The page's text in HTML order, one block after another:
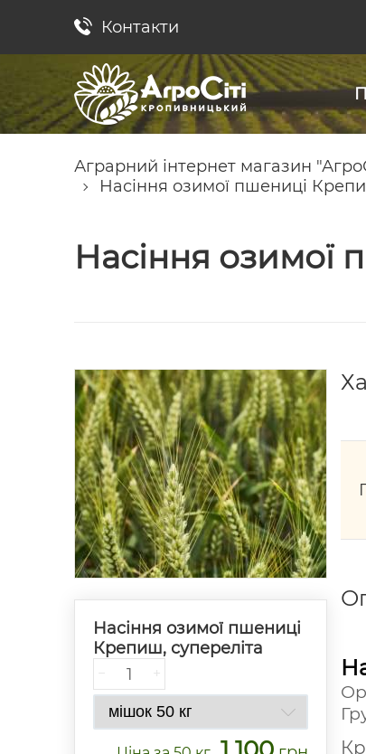
Контакти
Аграрний інтернет магазин
Насіння озимої пшениці
Насіння озимої
Насіння озимої пшениці
Крепиш, супереліта
− +